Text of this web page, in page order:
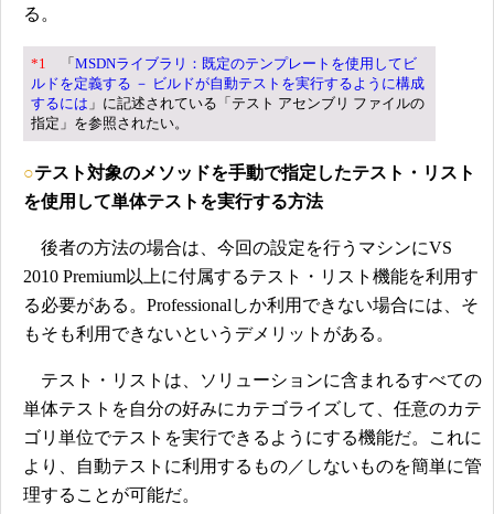
る。
*1 「MSDNライブラリ：既定のテンプレートを使用してビ
ルドを定義する － ビルドが自動テストを実行するように構成
するには 」に記述されている「テスト アセンブリ ファイルの
指定」を参照されたい。
○テスト対象のメソッドを手動で指定したテスト・リスト
を使用して単体テストを実行する方法
後者の方法の場合は、今回の設定を行うマシンにVS
2010 Premium以上に付属するテスト・リスト機能を利用す
る必要がある。Professionalしか利用できない場合には、そ
もそも利用できないというデメリットがある。
テスト・リストは、ソリューションに含まれるすべての
単体テストを自分の好みにカテゴライズして、任意のカテ
ゴリ単位でテストを実行できるようにする機能だ。これに
より、自動テストに利用するもの／しないものを簡単に管
理することが可能だ。